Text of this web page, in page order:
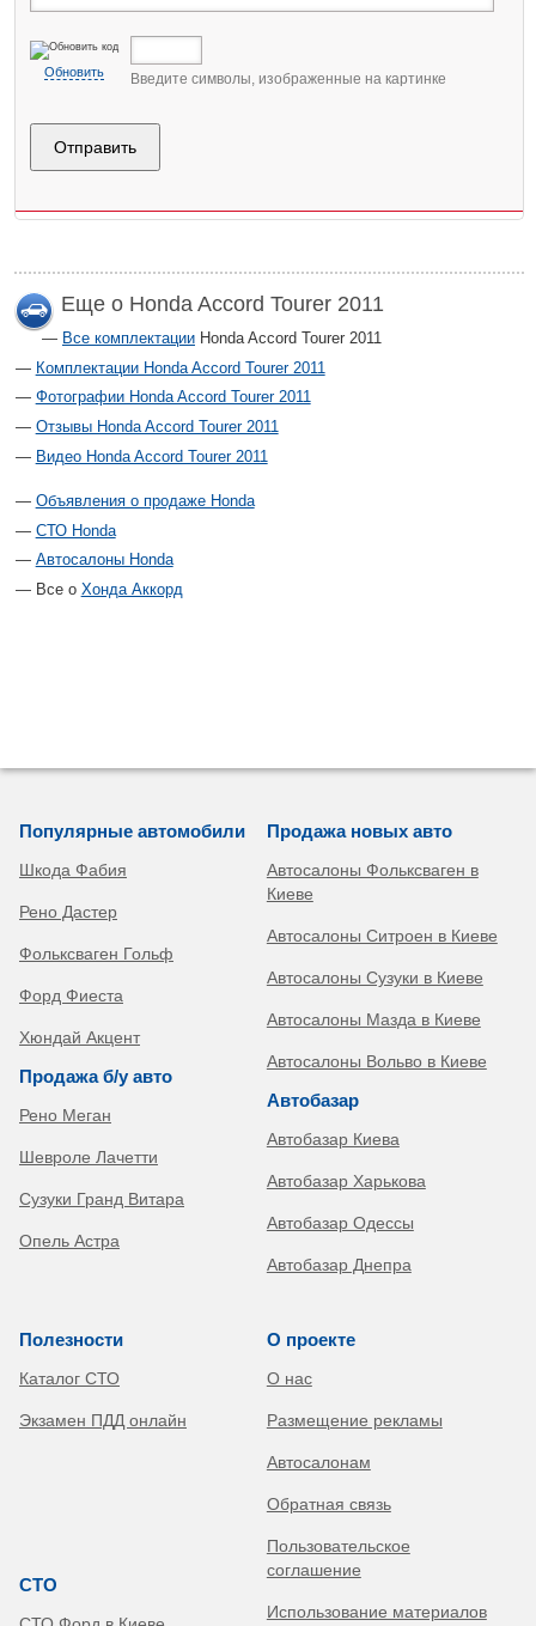
Обновить Введите символы, изображенные на картинке
Еще о Honda Accord Tourer 2011
Все комплектации Honda Accord Tourer 2011
Комплектации Honda Accord Tourer 2011
Фотографии Honda Accord Tourer 2011
Отзывы Honda Accord Tourer 2011
Видео Honda Accord Tourer 2011
Объявления о продаже Honda
СТО Honda
Автосалоны Honda
Все о Хонда Аккорд
Популярные автомобили
Шкода Фабия
Рено Дастер
Фольксваген Гольф
Форд Фиеста
Хюндай Акцент
Продажа б/у авто
Рено Меган
Шевроле Лачетти
Сузуки Гранд Витара
Опель Астра
Продажа новых авто
Автосалоны Фольксваген в
Киеве
Автосалоны Ситроен в Киеве
Автосалоны Сузуки в Киеве
Автосалоны Мазда в Киеве
Автосалоны Вольво в Киеве
Автобазар
Автобазар Киева
Автобазар Харькова
Автобазар Одессы
Автобазар Днепра
Полезности
Каталог СТО
Экзамен ПДД онлайн
СТО
О проекте
О нас
Размещение рекламы
Автосалонам
Обратная связь
Пользовательское
соглашение
Использование материалов